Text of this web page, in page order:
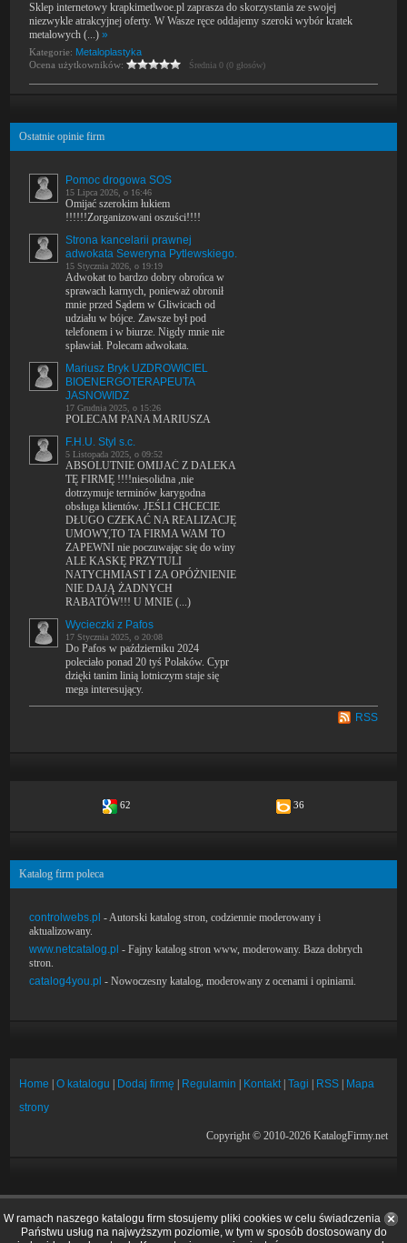
Sklep internetowy krapkimetlwoe.pl zaprasza do skorzystania ze swojej
niezwykle atrakcyjnej oferty. W Wasze ręce oddajemy szeroki wybór kratek
metalowych (...)»
Kategorie: Metaloplastyka
Ocena użytkowników:
Średnia 0 (0 głosów)
Ostatnie opinie firm
Pomoc drogowa SOS
15 Lipca 2026, o 16:46
Omijać szerokim łukiem
!!!!!!Zorganizowani oszuści!!!!
Strona kancelarii prawnej
adwokata Seweryna Pytlewskiego.
15 Stycznia 2026, o 19:19
Adwokat to bardzo dobry obrońca w
sprawach karnych, ponieważ obronił
mnie przed Sądem w Gliwicach od
udziału w bójce. Zawsze był pod
telefonem i w biurze. Nigdy mnie nie
spławiał. Polecam adwokata.
Mariusz Bryk UZDROWICIEL
BIOENERGOTERAPEUTA
JASNOWIDZ
17 Grudnia 2025, o 15:26
POLECAM PANA MARIUSZA
F.H.U. Styl s.c.
5 Listopada 2025, o 09:52
ABSOLUTNIE OMIJAĆ Z DALEKA
TĘ FIRMĘ !!!!niesolidna ,nie
dotrzymuje terminów karygodna
obsługa klientów. JEŚLI CHCECIE
DŁUGO CZEKAĆ NA REALIZACJĘ
UMOWY,TO TA FIRMA WAM TO
ZAPEWNI nie poczuwając się do winy
ALE KASKĘ PRZYTULI
NATYCHMIAST I ZA OPÓŻNIENIE
NIE DAJĄ ŻADNYCH
RABATÓW!!! U MNIE (...)
Wycieczki z Pafos
17 Stycznia 2025, o 20:08
Do Pafos w październiku 2024
poleciało ponad 20 tyś Polaków. Cypr
dzięki tanim linią lotniczym staje się
mega interesujący.
RSS
62 36
Katalog firm poleca
controlwebs.pl - Autorski katalog stron, codziennie moderowany i
aktualizowany.
www.netcatalog.pl - Fajny katalog stron www, moderowany. Baza dobrych
stron.
catalog4you.pl - Nowoczesny katalog, moderowany z ocenami i opiniami.
Home |O katalogu Dodaj firmę Regulamin Kontakt|Tagi RSS
Mapa
strony
Copyright © 2010-2026 KatalogFirmy.net
W ramach naszego katalogu firm stosujemy pliki cookies w celu świadczenia
Państwu usług na najwyższym poziomie, w tym w sposób dostosowany do